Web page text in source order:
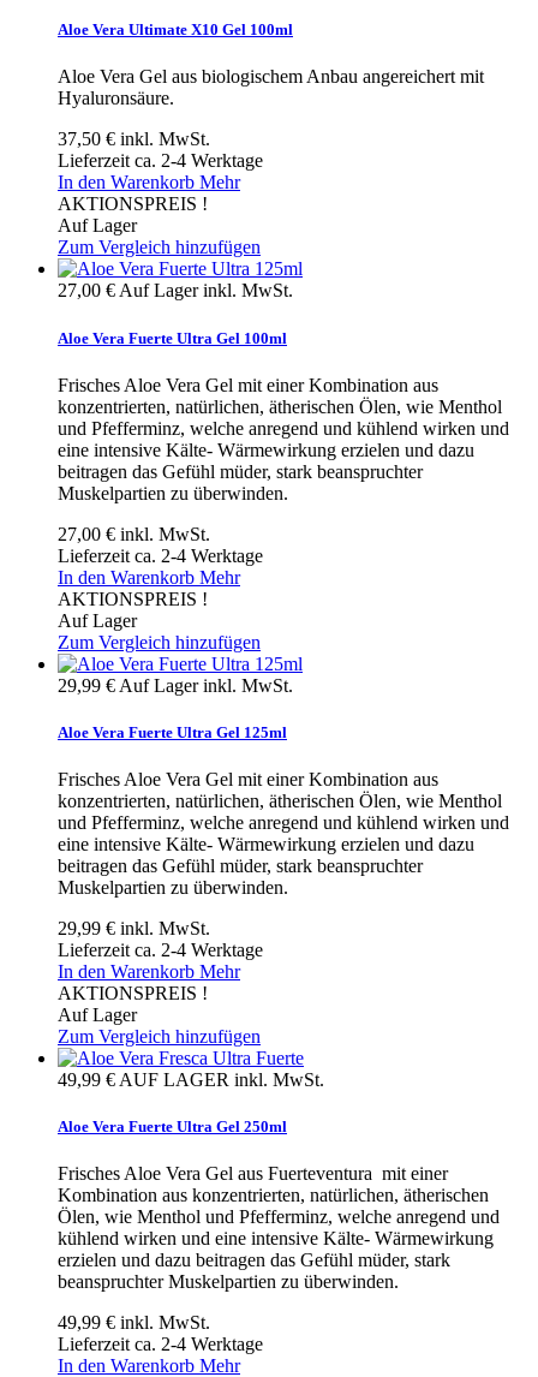
Aloe Vera Ultimate X10 Gel 100ml
Aloe Vera Gel aus biologischem Anbau angereichert mit
Hyaluronsäure.
37,50 € inkl. MwSt.
Lieferzeit ca. 2-4 Werktage
In den Warenkorb Mehr
AKTIONSPREIS !
Auf Lager
Zum Vergleich hinzufügen
27,00 €Auf Lagerinkl. MwSt.
Aloe Vera Fuerte Ultra Gel 100ml
Frisches Aloe Vera Gel mit einer Kombination aus
konzentrierten, natürlichen, ätherischen Ölen, wie Menthol
und Pfefferminz, welche anregend und kühlend wirken und
eine intensive Kälte- Wärmewirkung erzielen und dazu
beitragen das Gefühl müder, stark beanspruchter
Muskelpartien zu überwinden.
27,00 € inkl. MwSt.
Lieferzeit ca. 2-4 Werktage
In den Warenkorb Mehr
AKTIONSPREIS !
Auf Lager
Zum Vergleich hinzufügen
29,99 € Auf Lagerinkl. MwSt.
Aloe Vera Fuerte Ultra Gel 125ml
Frisches Aloe Vera Gel mit einer Kombination aus
konzentrierten, natürlichen, ätherischen Ölen, wie Menthol
und Pfefferminz, welche anregend und kühlend wirken und
eine intensive Kälte- Wärmewirkung erzielen und dazu
beitragen das Gefühl müder, stark beanspruchter
Muskelpartien zu überwinden.
29,99 € inkl. MwSt.
Lieferzeit ca. 2-4 Werktage
In den Warenkorb Mehr
AKTIONSPREIS !
Auf Lager
Zum Vergleich hinzufügen
49,99 € AUF LAGER inkl. MwSt.
Aloe Vera Fuerte Ultra Gel 250ml
Frisches Aloe Vera Gel aus Fuerteventura mit einer
Kombination aus konzentrierten, natürlichen, ätherischen
Ölen, wie Menthol und Pfefferminz, welche anregend und
kühlend wirken und eine intensive Kälte- Wärmewirkung
erzielen und dazu beitragen das Gefühl müder, stark
beanspruchter Muskelpartien zu überwinden.
49,99 € inkl. MwSt.
Lieferzeit ca. 2-4 Werktage
In den Warenkorb Mehr